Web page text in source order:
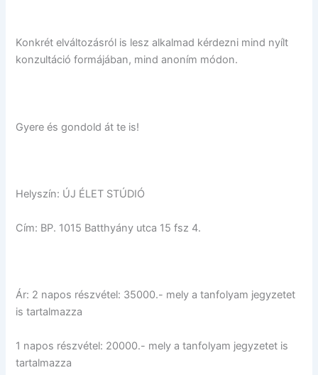
Konkrét elváltozásról is lesz alkalmad kérdezni mind nyílt
konzultáció formájában, mind anoním módon.
Gyere és gondold át te is!
Helyszín: ÚJ ÉLET STÚDIÓ
Cím: BP. 1015 Batthyány utca 15 fsz 4.
Ár: 2 napos részvétel: 35000.- mely a tanfolyam jegyzetet
is tartalmazza
1 napos részvétel: 20000.- mely a tanfolyam jegyzetet is
tartalmazza